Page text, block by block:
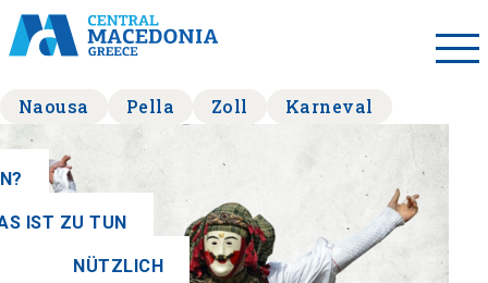
IST ZU TUN
NÜTZLICH
Naousa Pella Zoll Karneval